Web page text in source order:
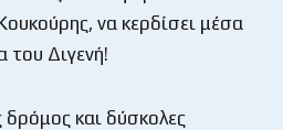
να κερδίσει μέσα
Διγενή!
και δύσκολες